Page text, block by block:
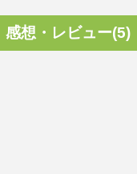
感想・レビュー(5)